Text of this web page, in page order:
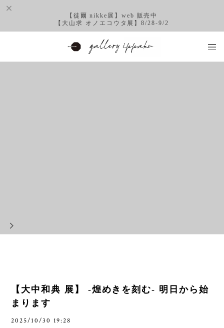
【徒爾 nikke展】web 販売中
【大山求 オノエコウタ展】8/28-9/2
【大中和典 展】 -煌めきを刻む- 明日から始
まります
2025/10/30 19:28